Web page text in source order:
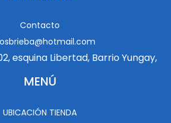
Contacto
esquina Libertad, Barrio Yungay,
MENÚ
UBICACIÓN TIENDA